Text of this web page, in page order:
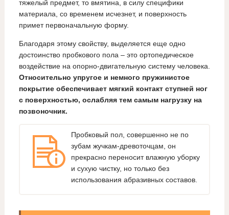
тяжелый предмет, то вмятина, в силу специфики
материала, со временем исчезнет, и поверхность
примет первоначальную форму.
Благодаря этому свойству, выделяется еще одно
достоинство пробкового пола – это ортопедическое
воздействие на опорно-двигательную систему человека.
Относительно упругое и немного пружинистое
покрытие обеспечивает мягкий контакт ступней ног
с поверхностью, ослабляя тем самым нагрузку на
позвоночник.
Пробковый пол, совершенно не по
зубам жучкам-древоточцам, он
прекрасно переносит влажную уборку
и сухую чистку, но только без
использования абразивных составов.